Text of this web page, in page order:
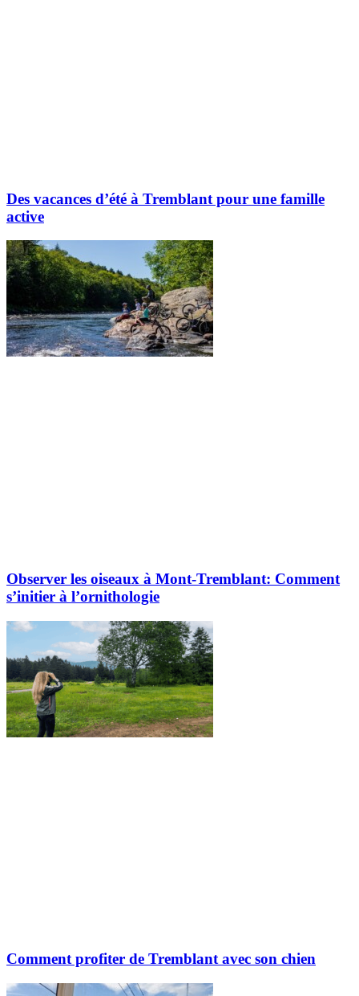
Des vacances d’été à Tremblant pour une famille
active
Observer les oiseaux à Mont-Tremblant: Comment
s’initier à l’ornithologie
Comment profiter de Tremblant avec son chien